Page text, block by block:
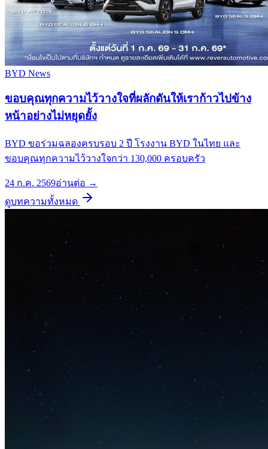
BYD News
ขอบคุณทุกความไว้วางใจที่ผลักดันให้เราก้าวไปข้าง
หน้าอย่างไม่หยุดยั้ง
BYD ขอร่วมฉลองครบรอบ 2 ปี โรงงาน BYD ในไทย และ
ขอบคุณทุกความไว้วางใจกว่า 130,000 ครอบครัว
24 ก.ค. 2569อ่านต่อ →
ดูบทความทั้งหมด